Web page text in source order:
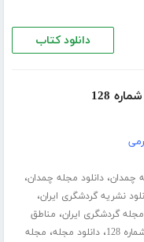
دانلود کتاب
128
چمدان،دانلود مجله چمدان،
نشریه گردشگری ایران،
مجله گردشگری ایران، مناطق
128 ،دانلود مجله، مجله